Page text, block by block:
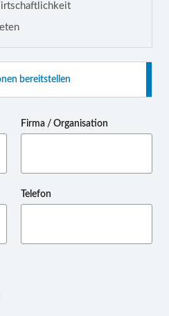
bereitstellen
Firma / Organisation
Telefon